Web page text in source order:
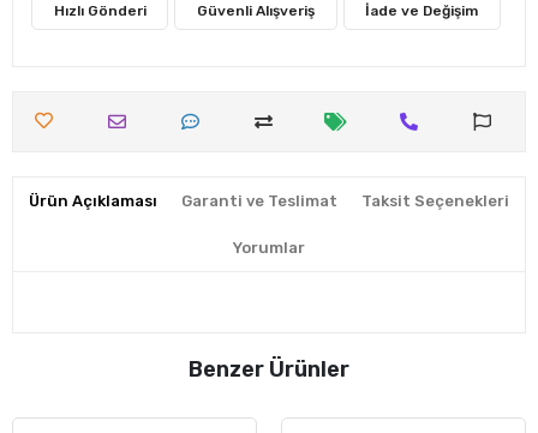
Hızlı Gönderi Güvenli Alışveriş İade ve Değişim
Ürün Açıklaması Garanti ve Teslimat Taksit Seçenekleri
Yorumlar
Benzer Ürünler